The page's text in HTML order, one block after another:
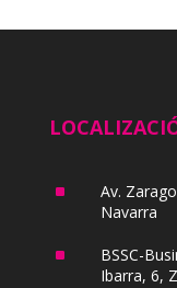
^
Av.
Navarra
^
BSSC-
Ibarra, 6,